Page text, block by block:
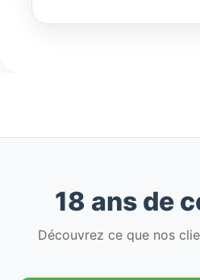
18 ans de
Découvrez ce que nos